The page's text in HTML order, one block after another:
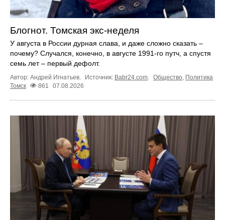
Блогнот. Томская экс-неделя
У августа в России дурная слава, и даже сложно сказать –
почему? Случался, конечно, в августе 1991-го путч, а спустя
семь лет – первый дефолт.
Автор: Андрей Игнатьев. Источник: Babr24.com. Общество, Политика
Томск
861 07.08.2026